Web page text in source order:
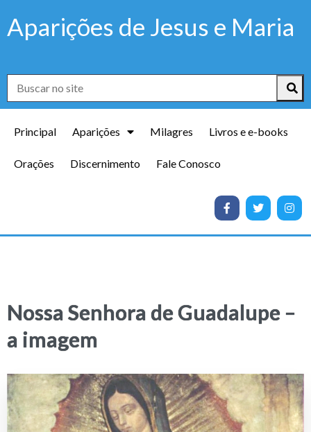
Aparições de Jesus e Maria
Principal Aparições Milagres Livros e e-books
Orações Discernimento Fale Conosco
Nossa Senhora de Guadalupe –
a imagem